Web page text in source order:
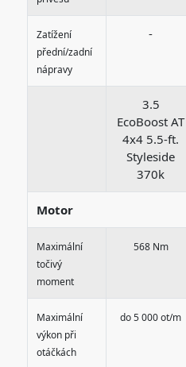
Zatížení
přední/zadní
nápravy
-
3.5
EcoBoost AT
4x4 5.5-ft.
Styleside
370k
Motor
Maximální
točivý
moment
568 Nm
Maximální
výkon při
otáčkách
do 5 000 ot/m